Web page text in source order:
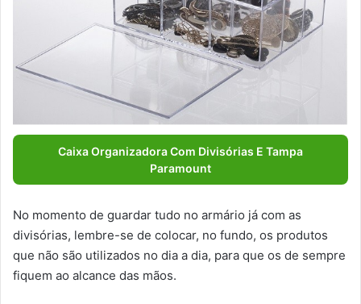
Caixa Organizadora Com Divisórias E Tampa
Paramount
No momento de guardar tudo no armário já com as
divisórias, lembre-se de colocar, no fundo, os produtos
que não são utilizados no dia a dia, para que os de sempre
fiquem ao alcance das mãos.